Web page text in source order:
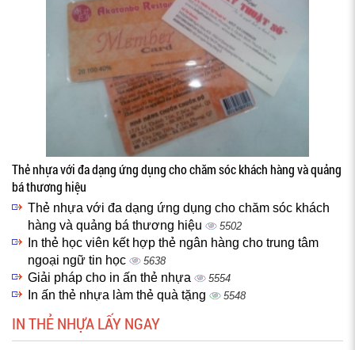
Thẻ nhựa với đa dạng ứng dụng cho chăm sóc khách hàng và quảng
bá thương hiệu
Thẻ nhựa với đa dạng ứng dụng cho chăm sóc khách
hàng và quảng bá thương hiệu
5502
In thẻ học viên kết hợp thẻ ngân hàng cho trung tâm
ngoại ngữ tin học
5638
Giải pháp cho in ấn thẻ nhựa 5554
In ấn thẻ nhựa làm thẻ quà tặng 5548
IN THẺ NHỰA LẤY NGAY